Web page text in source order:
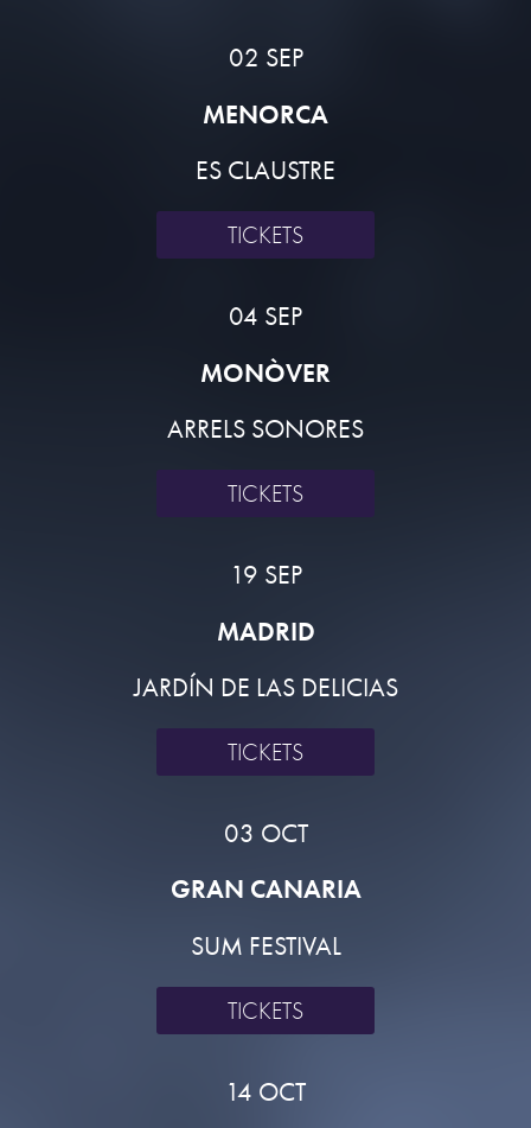
02 SEP
MENORCA
ES CLAUSTRE
TICKETS
04 SEP
MONÒVER
ARRELS SONORES
TICKETS
19 SEP
MADRID
JARDÍN DE LAS DELICIAS
TICKETS
03 OCT
GRAN CANARIA
SUM FESTIVAL
TICKETS
14 OCT